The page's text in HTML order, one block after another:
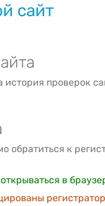
сайт
проверок
обратиться к
в